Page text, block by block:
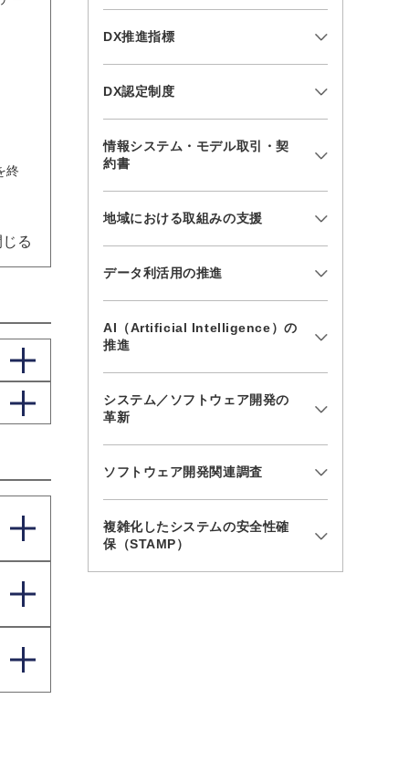
終
る
DX推進指標
DX認定制度
情報システム・モデル取引・契
約書
地域における取組みの支援
データ利活用の推進
AI（Artificial Intelligence）の
推進
システム／ソフトウェア開発の
革新
ソフトウェア開発関連調査
複雑化したシステムの安全性確
保（STAMP）